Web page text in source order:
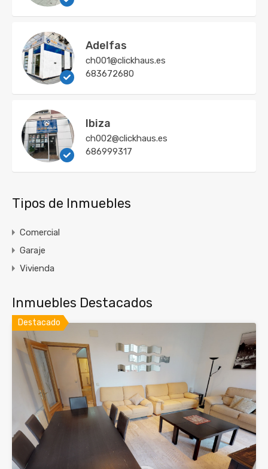
Adelfas
ch001@clickhaus.es
683672680
Ibiza
ch002@clickhaus.es
686999317
Tipos de Inmuebles
Comercial
Garaje
Vivienda
Inmuebles Destacados
Destacado